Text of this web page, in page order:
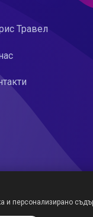
Травел
и персонализирано